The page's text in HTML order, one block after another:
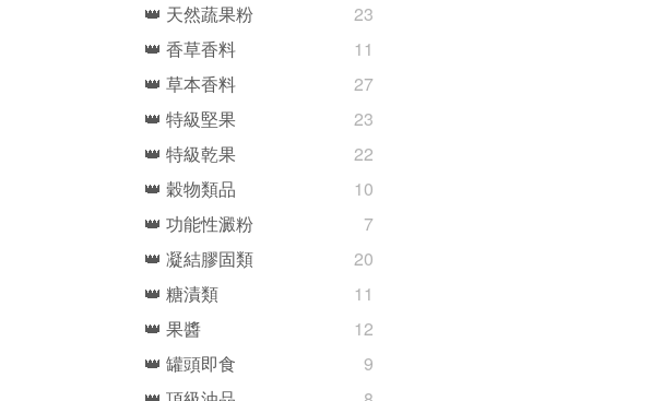
👑 天然蔬果粉
23
👑 香草香料
11
👑 草本香料
27
👑 特級堅果
23
👑 特級乾果
22
👑 穀物類品
10
👑 功能性澱粉
7
👑 凝結膠固類
20
👑 糖漬類
11
👑 果醬
12
👑 罐頭即食
9